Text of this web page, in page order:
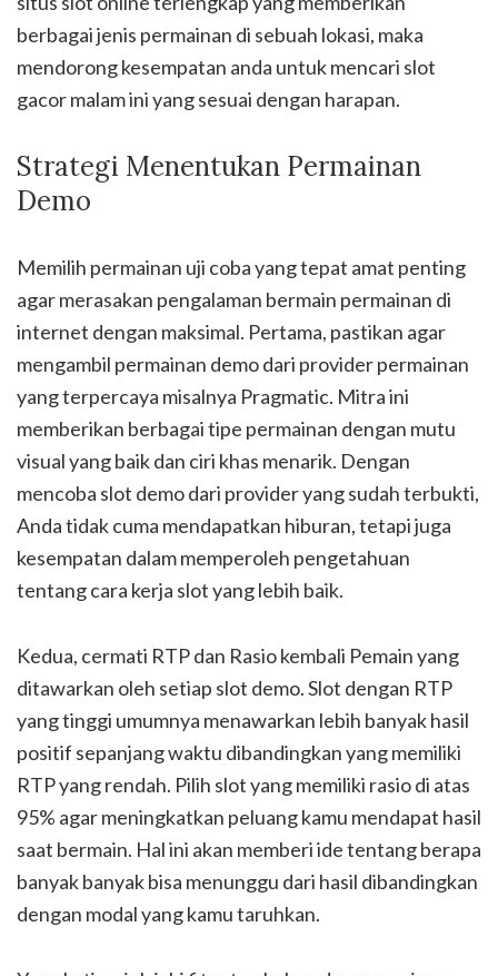
berbagai jenis permainan di sebuah lokasi, maka
mendorong kesempatan anda untuk mencari slot
gacor malam ini yang sesuai dengan harapan.
Strategi Menentukan Permainan
Demo
Memilih permainan uji coba yang tepat amat penting
agar merasakan pengalaman bermain permainan di
internet dengan maksimal. Pertama, pastikan agar
mengambil permainan demo dari provider permainan
yang terpercaya misalnya Pragmatic. Mitra ini
memberikan berbagai tipe permainan dengan mutu
visual yang baik dan ciri khas menarik. Dengan
mencoba slot demo dari provider yang sudah terbukti,
Anda tidak cuma mendapatkan hiburan, tetapi juga
kesempatan dalam memperoleh pengetahuan
tentang cara kerja slot yang lebih baik.
Kedua, cermati RTP dan Rasio kembali Pemain yang
ditawarkan oleh setiap slot demo. Slot dengan RTP
yang tinggi umumnya menawarkan lebih banyak hasil
positif sepanjang waktu dibandingkan yang memiliki
RTP yang rendah. Pilih slot yang memiliki rasio di atas
95% agar meningkatkan peluang kamu mendapat hasil
saat bermain. Hal ini akan memberi ide tentang berapa
banyak banyak bisa menunggu dari hasil dibandingkan
dengan modal yang kamu taruhkan.